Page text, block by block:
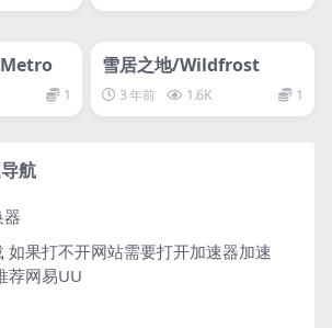
1
雪居之地/Wildfrost
3 年前 1.6K 1
航
如果打不开网站需要打开加速器加速
荐网易UU